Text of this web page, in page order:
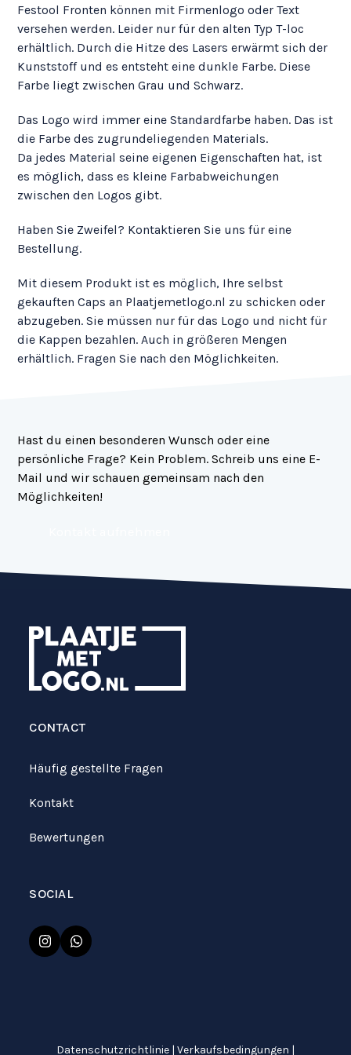
Festool Fronten können mit Firmenlogo oder Text
versehen werden. Leider nur für den alten Typ T-loc
erhältlich. Durch die Hitze des Lasers erwärmt sich der
Kunststoff und es entsteht eine dunkle Farbe. Diese
Farbe liegt zwischen Grau und Schwarz.
Das Logo wird immer eine Standardfarbe haben. Das ist
die Farbe des zugrundeliegenden Materials.
Da jedes Material seine eigenen Eigenschaften hat, ist
es möglich, dass es kleine Farbabweichungen
zwischen den Logos gibt.
Haben Sie Zweifel? Kontaktieren Sie uns für eine
Bestellung.
Mit diesem Produkt ist es möglich, Ihre selbst
gekauften Caps an Plaatjemetlogo.nl zu schicken oder
abzugeben. Sie müssen nur für das Logo und nicht für
die Kappen bezahlen. Auch in größeren Mengen
erhältlich. Fragen Sie nach den Möglichkeiten.
Hast du einen besonderen Wunsch oder eine
persönliche Frage? Kein Problem. Schreib uns eine E-
Mail und wir schauen gemeinsam nach den
Möglichkeiten!
CONTACT
Häufig gestellte Fragen
Kontakt
Bewertungen
SOCIAL
InstagramWhatsapp
Datenschutzrichtlinie | Verkaufsbedingungen |